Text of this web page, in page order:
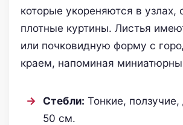
которые укореняются в узлах,
плотные куртины. Листья
или почковидную форму с
краем, напоминая
Стебли: Тонкие,
50 см.